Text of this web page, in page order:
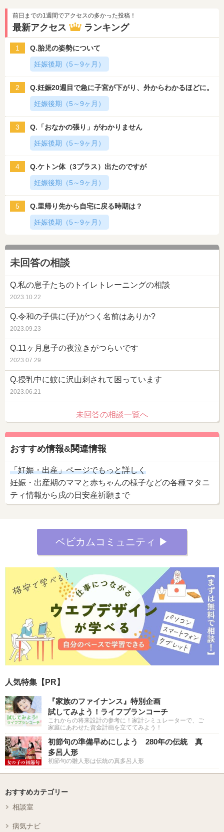
前日までの1週間でアクセスの多かった投稿！
最新アクセス ランキング
1
Q.胎児の姿勢について
妊娠後期（5～9ヶ月）
2
Q.妊娠20週目で急に子宮が下がり、外からわかるほどに。
妊娠後期（5～9ヶ月）
3
Q.「おなかの張り」がわかりません
妊娠後期（5～9ヶ月）
4
Q.ケトン体（3プラス）出たのですが
妊娠後期（5～9ヶ月）
5
Q.里帰り先から自宅に戻る時期は？
妊娠後期（5～9ヶ月）
未回答の相談
Q.私の息子たちのトイレトレーニングの相談
2023.10.22
Q.令和の子供に(子)がつく名前はありか?
2023.09.23
Q.11ヶ月息子の夜泣きがつらいです
2023.07.29
Q.授乳中に蚊に沢山刺されて困っています
2023.06.21
未回答の相談一覧へ
おすすめ情報&関連情報
「妊娠・出産」ページでもっと詳しく
妊娠・出産期のママと赤ちゃんの様子などの各種マタニ
ティ情報から戌の日安産祈願まで
ベビカムコミュニティ ▶︎
人気特集【PR】
『家族のファイナンス』特別企画
試してみよう！ライフプランコーチ
これからの将来設計の参考に！家計シミュレーターで、ご
家庭にあわせた資金計画を立ててみよう！
初節句の準備早めにしよう 280年の伝統 真
多呂人形
初節句の雛人形は伝統の真多呂人形
おすすめカテゴリー
相談室
病気ナビ